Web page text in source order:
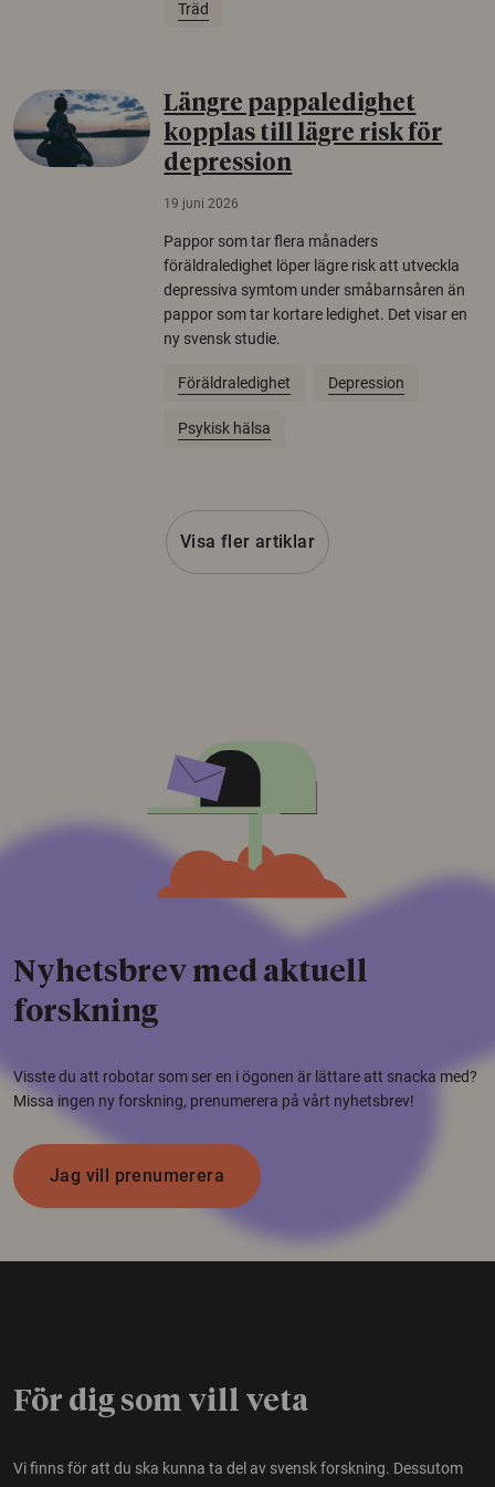
Träd
Längre pappaledighet
kopplas till lägre risk för
depression
19 juni 2026
Pappor som tar flera månaders
föräldraledighet löper lägre risk att utveckla
depressiva symtom under småbarnsåren än
pappor som tar kortare ledighet. Det visar en
ny svensk studie.
Föräldraledighet Depression
Psykisk hälsa
Visa fler artiklar
Nyhetsbrev med aktuell
forskning
Visste du att robotar som ser en i ögonen är lättare att snacka med?
Missa ingen ny forskning, prenumerera på vårt nyhetsbrev!
Jag vill prenumerera
För dig som vill veta
Vi finns för att du ska kunna ta del av svensk forskning. Dessutom